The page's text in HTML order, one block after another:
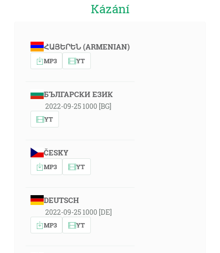
Kázání
ՀԱՅԵՐԵՆ (ARMENIAN)
MP3 YT
БЪЛГАРСКИ ЕЗИК
2022-09-25 1000 [BG]
YT
ČESKY
MP3 YT
DEUTSCH
2022-09-25 1000 [DE]
MP3 YT